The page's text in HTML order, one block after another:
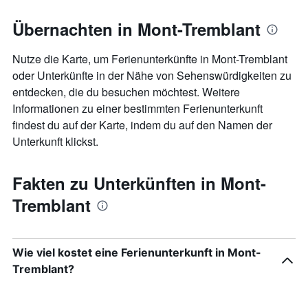
Übernachten in Mont-Tremblant
Nutze die Karte, um Ferienunterkünfte in Mont-Tremblant
oder Unterkünfte in der Nähe von Sehenswürdigkeiten zu
entdecken, die du besuchen möchtest. Weitere
Informationen zu einer bestimmten Ferienunterkunft
findest du auf der Karte, indem du auf den Namen der
Unterkunft klickst.
Fakten zu Unterkünften in Mont-
Tremblant
Wie viel kostet eine Ferienunterkunft in Mont-
Tremblant?